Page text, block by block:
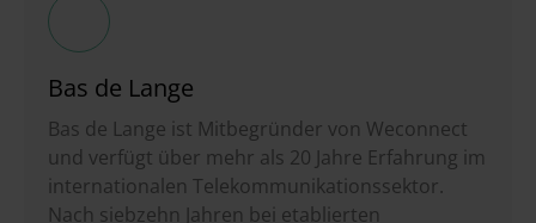
Bas de Lange
Bas de Lange ist Mitbegründer von Weconnect
und verfügt über mehr als 20 Jahre Erfahrung im
internationalen Telekommunikationssektor.
Nach siebzehn Jahren bei etablierten